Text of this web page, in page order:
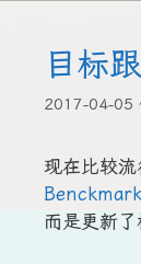
目标
2017-04-05
现在比较
Benckmark
而是更新